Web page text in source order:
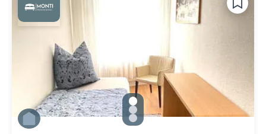
gallery.slide_selector
Zu Slide 1 wechseln
Zu Slide 2 wechseln
Zu Slide 3 wechseln